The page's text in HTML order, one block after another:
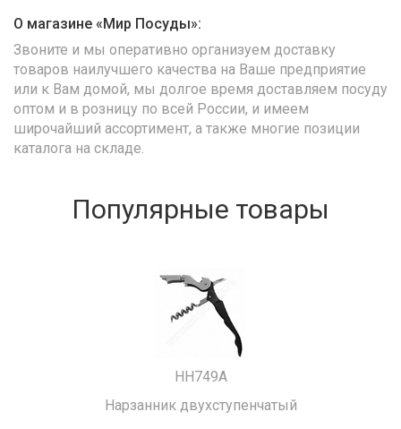
О магазине «Мир Посуды»:
Звоните и мы оперативно организуем доставку
товаров наилучшего качества на Ваше предприятие
или к Вам домой, мы долгое время доставляем посуду
оптом и в розницу по всей России, и имеем
широчайший ассортимент, а также многие позиции
каталога на складе.
Популярные товары
HH749A
Нарзанник двухступенчатый